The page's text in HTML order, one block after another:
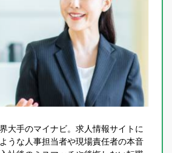
大手のマイナビ。求人情報サイトに
うな人事担当者や現場責任者の本音